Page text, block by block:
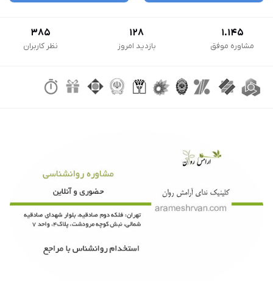
1.145
مشاوره موفق
128
بازدید امروز
385
نظر کاربران